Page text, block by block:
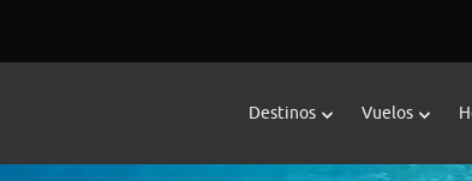
Destinos Vuelos